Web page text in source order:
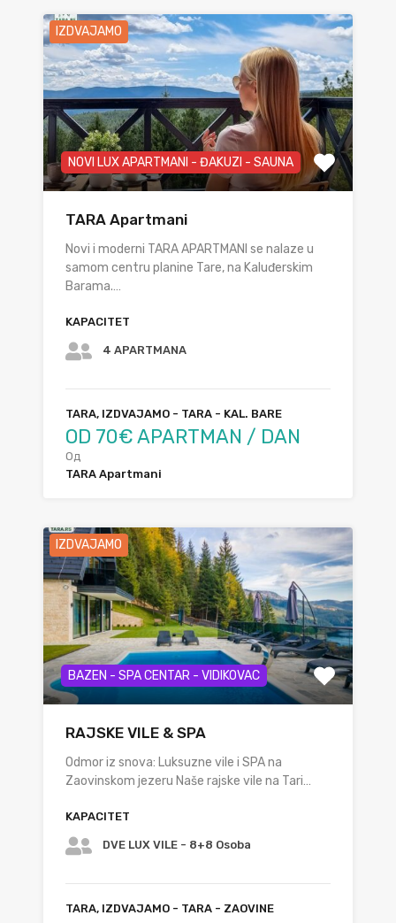
IZDVAJAMO
NOVI LUX APARTMANI - ĐAKUZI - SAUNA
TARA Apartmani
Novi i moderni TARA APARTMANI se nalaze u
samom centru planine Tare, na Kaluđerskim
Barama.…
KAPACITET
4 APARTMANA
TARA, IZDVAJAMO - TARA - KAL. BARE
OD 70€ APARTMAN / DAN
Од
TARA Apartmani
IZDVAJAMO
BAZEN - SPA CENTAR - VIDIKOVAC
RAJSKE VILE & SPA
Odmor iz snova: Luksuzne vile i SPA na
Zaovinskom jezeru Naše rajske vile na Tari…
KAPACITET
DVE LUX VILE - 8+8 Osoba
TARA, IZDVAJAMO - TARA - ZAOVINE